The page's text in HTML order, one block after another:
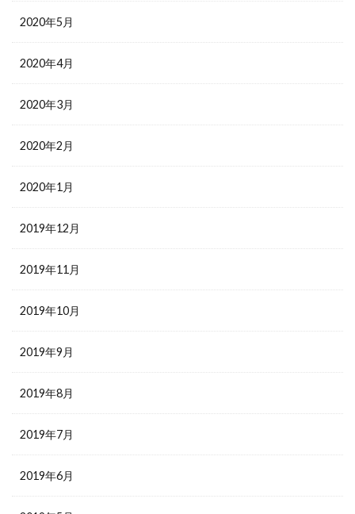
2020年5月
2020年4月
2020年3月
2020年2月
2020年1月
2019年12月
2019年11月
2019年10月
2019年9月
2019年8月
2019年7月
2019年6月